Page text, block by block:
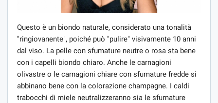
Questo è un biondo naturale, considerato una tonalità
"ringiovanente", poiché può "pulire" visivamente 10 anni
dal viso. La pelle con sfumature neutre o rosa sta bene
con i capelli biondo chiaro. Anche le carnagioni
olivastre o le carnagioni chiare con sfumature fredde si
abbinano bene con la colorazione champagne. I caldi
trabocchi di miele neutralizzeranno sia le sfumature